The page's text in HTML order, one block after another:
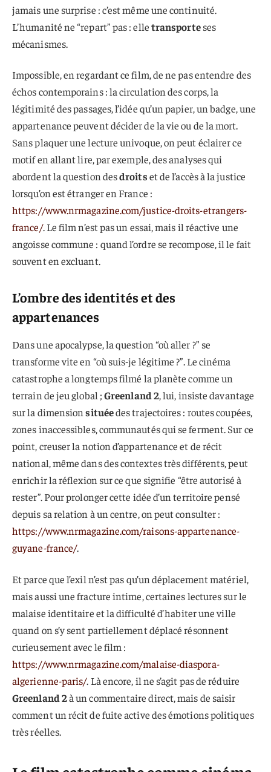
jamais une surprise : c’est même une continuité.
L’humanité ne “repart” pas : elletransporteses
mécanismes.
Impossible, en regardant ce film, de ne pas entendre des
échos contemporains : la circulation des corps, la
légitimité des passages, l’idée qu’un papier, un badge, une
appartenance peuvent décider de la vie ou de la mort.
Sans plaquer une lecture univoque, on peut éclairer ce
motif en allant lire, par exemple, des analyses qui
abordent la question desdroitset de l’accès à la justice
lorsqu’on est étranger en France :
https://www.nrmagazine.com/justice-droits-etrangers-
france/. Le film n’est pas un essai, mais il réactive une
angoisse commune : quand l’ordre se recompose, il le fait
souvent en excluant.
L’ombre des identités et des
appartenances
Dans une apocalypse, la question “où aller ?” se
transforme vite en “où suis-je légitime ?”. Le cinéma
catastrophe a longtemps filmé la planète comme un
terrain de jeu global ;Greenland 2, lui, insiste davantage
sur la dimensionsituéedes trajectoires : routes coupées,
zones inaccessibles, communautés qui se ferment. Sur ce
point, creuser la notion d’appartenance et de récit
national, même dans des contextes très différents, peut
enrichir la réflexion sur ce que signifie “être autorisé à
rester”. Pour prolonger cette idée d’un territoire pensé
depuis sa relation à un centre, on peut consulter :
https://www.nrmagazine.com/raisons-appartenance-
guyane-france/.
Et parce que l’exil n’est pas qu’un déplacement matériel,
mais aussi une fracture intime, certaines lectures sur le
malaise identitaire et la difficulté d’habiter une ville
quand on s’y sent partiellement déplacé résonnent
curieusement avec le film :
https://www.nrmagazine.com/malaise-diaspora-
algerienne-paris/. Là encore, il ne s’agit pas de réduire
Greenland 2à un commentaire direct, mais de saisir
comment un récit de fuite active des émotions politiques
très réelles.